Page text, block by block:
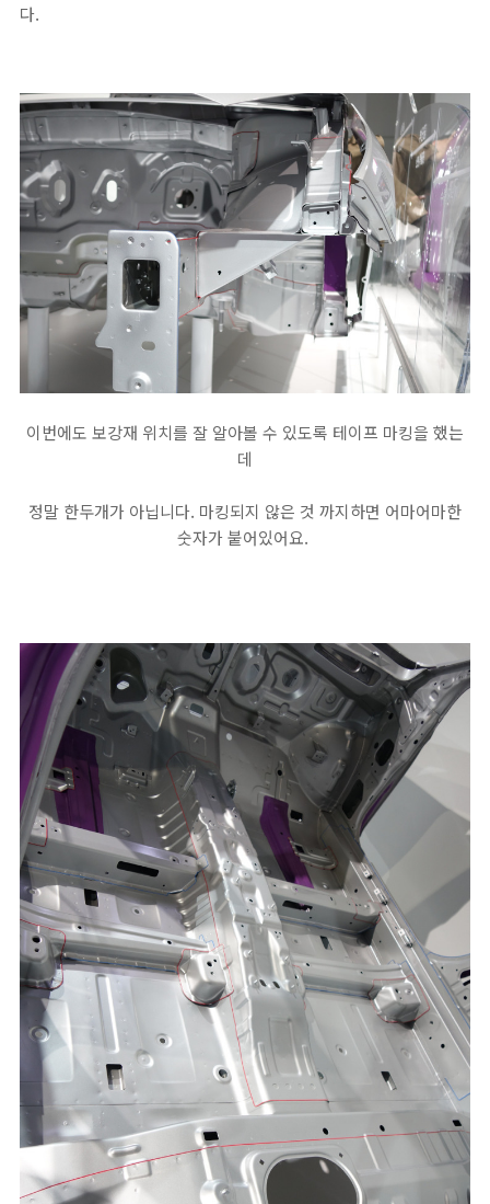
다.
이번에도 보강재 위치를 잘 알아볼 수 있도록 테이프 마킹을 했는
데
정말 한두개가 아닙니다. 마킹되지 않은 것 까지하면 어마어마한
숫자가 붙어있어요.